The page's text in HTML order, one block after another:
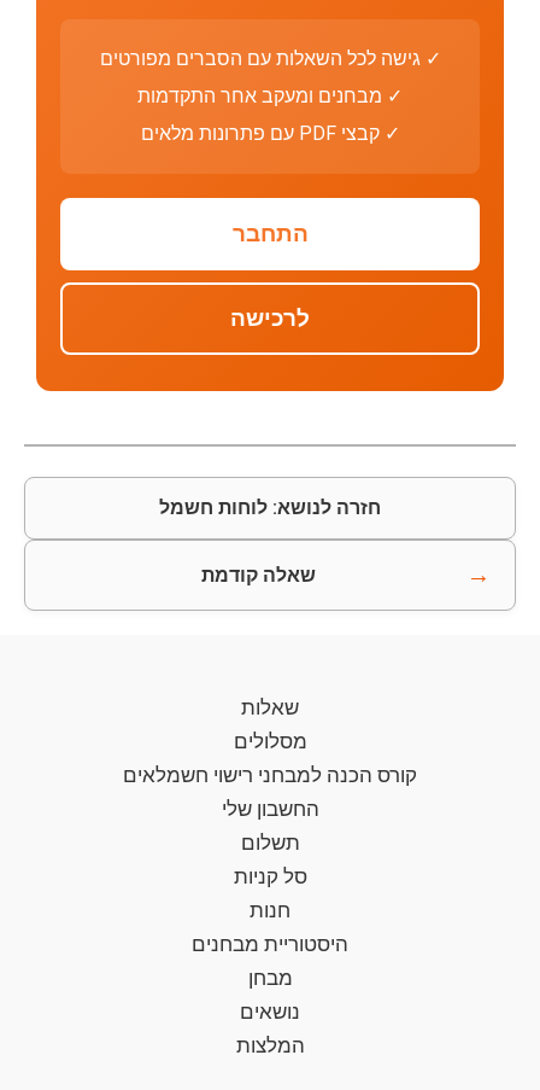
✓ גישה לכל השאלות עם הסברים מפורטים
✓ מבחנים ומעקב אחר התקדמות
✓ קבצי PDF עם פתרונות מלאים
התחבר
לרכישה
חזרה לנושא: לוחות חשמל
→ שאלה קודמת
שאלות
מסלולים
קורס הכנה למבחני רישוי חשמלאים
החשבון שלי
תשלום
סל קניות
חנות
היסטוריית מבחנים
מבחן
נושאים
המלצות